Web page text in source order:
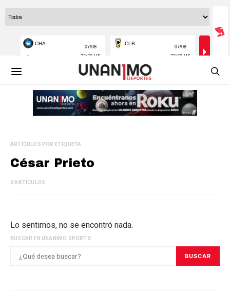
ARTÍCULOS POR ETIQUETA
César Prieto
0 ARTÍCULOS
Lo sentimos, no se encontró nada.
BUSCAR EN UNANIMO SPORTS:
BUSCAR